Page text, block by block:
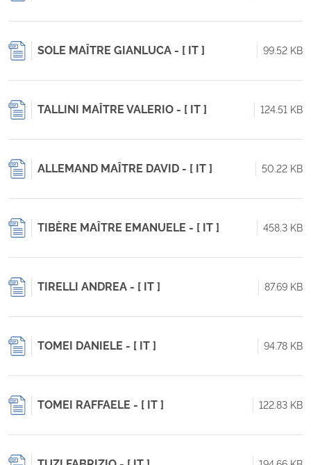
SOLE MAÎTRE GIANLUCA - [ IT ] 99.52 KB
TALLINI MAÎTRE VALERIO - [ IT ] 124.51 KB
ALLEMAND MAÎTRE DAVID - [ IT ] 50.22 KB
TIBÈRE MAÎTRE EMANUELE - [ IT ] 458.3 KB
TIRELLI ANDREA - [ IT ] 87.69 KB
TOMEI DANIELE - [ IT ] 94.78 KB
TOMEI RAFFAELE - [ IT ] 122.83 KB